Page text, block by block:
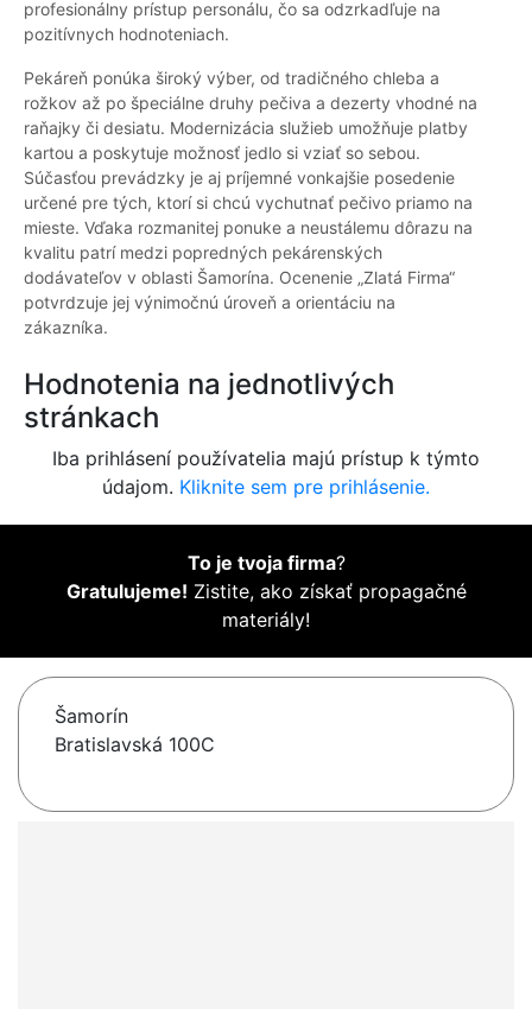
profesionálny prístup personálu, čo sa odzrkadľuje na
pozitívnych hodnoteniach.
Pekáreň ponúka široký výber, od tradičného chleba a
rožkov až po špeciálne druhy pečiva a dezerty vhodné na
raňajky či desiatu. Modernizácia služieb umožňuje platby
kartou a poskytuje možnosť jedlo si vziať so sebou.
Súčasťou prevádzky je aj príjemné vonkajšie posedenie
určené pre tých, ktorí si chcú vychutnať pečivo priamo na
mieste. Vďaka rozmanitej ponuke a neustálemu dôrazu na
kvalitu patrí medzi popredných pekárenských
dodávateľov v oblasti Šamorína. Ocenenie „Zlatá Firma“
potvrdzuje jej výnimočnú úroveň a orientáciu na
zákazníka.
Hodnotenia na jednotlivých
stránkach
Iba prihlásení používatelia majú prístup k týmto
údajom. Kliknite sem pre prihlásenie.
To je tvoja firma?
Gratulujeme! Zistite, ako získať propagačné
materiály!
Šamorín
Bratislavská 100C